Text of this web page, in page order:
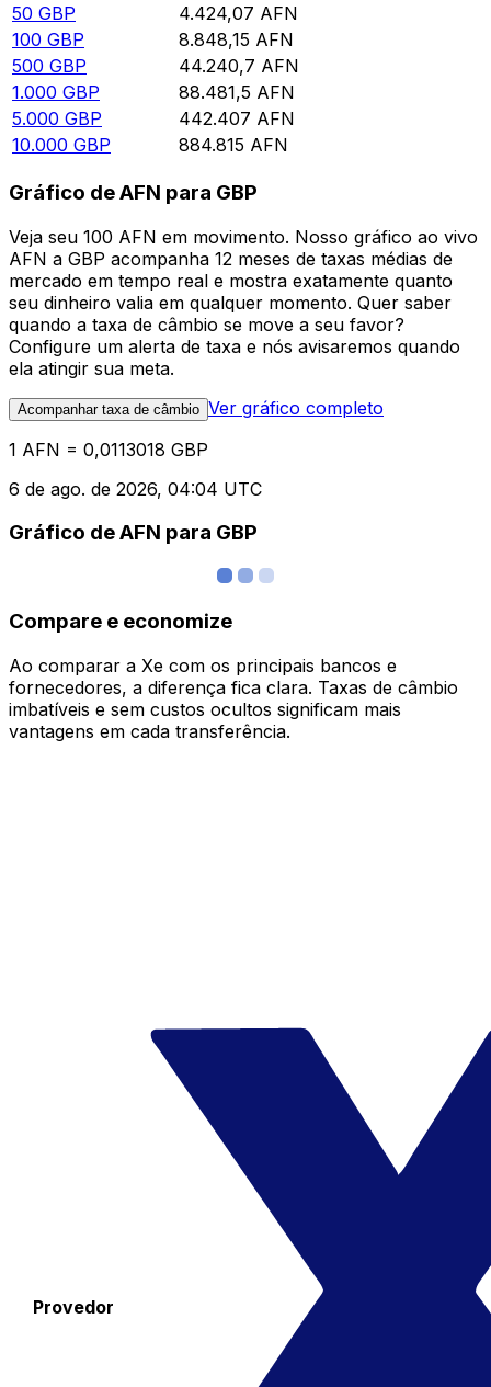
50 GBP 4.424,07 AFN
100 GBP 8.848,15 AFN
500 GBP 44.240,7 AFN
1.000 GBP 88.481,5 AFN
5.000 GBP 442.407 AFN
10.000 GBP 884.815 AFN
Gráfico de AFN para GBP
Veja seu 100 AFN em movimento. Nosso gráfico ao vivo
AFN a GBP acompanha 12 meses de taxas médias de
mercado em tempo real e mostra exatamente quanto
seu dinheiro valia em qualquer momento. Quer saber
quando a taxa de câmbio se move a seu favor?
Configure um alerta de taxa e nós avisaremos quando
ela atingir sua meta.
Acompanhar taxa de câmbio Ver gráfico completo
1 AFN = 0,0113018 GBP
6 de ago. de 2026, 04:04 UTC
Gráfico de AFN para GBP
Compare e economize
Ao comparar a Xe com os principais bancos e
fornecedores, a diferença fica clara. Taxas de câmbio
imbatíveis e sem custos ocultos significam mais
vantagens em cada transferência.
Provedor